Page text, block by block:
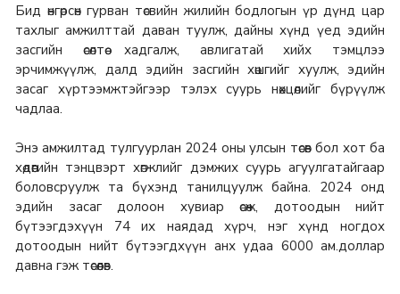
Бид өнгөрсөн гурван төсвийн жилийн бодлогын үр дүнд цар
тахлыг амжилттай даван туулж, дайны хүнд үед эдийн
засгийн өсөлтөө хадгалж, авлигатай хийх тэмцлээ
эрчимжүүлж, далд эдийн засгийн хөшгийг хуулж, эдийн
засаг хүртээмжтэйгээр тэлэх суурь нөхцөлийг бүрүүлж
чадлаа.
Энэ амжилтад тулгуурлан 2024 оны улсын төсөв бол хот ба
хөдөөгийн тэнцвэрт хөгжлийг дэмжих суурь агуулгатайгаар
боловсруулж та бүхэнд танилцуулж байна. 2024 онд
эдийн засаг долоон хувиар өсөж, дотоодын нийт
бүтээгдэхүүн 74 их наядад хүрч, нэг хүнд ногдох
дотоодын нийт бүтээгдхүүн анх удаа 6000 ам.доллар
давна гэж төсөөлөв.